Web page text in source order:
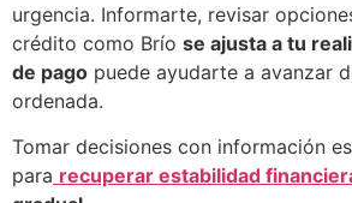
urgencia. Informarte, revisar
crédito como Brío se ajusta a tu
de pago puede ayudarte a avanzar
ordenada.
Tomar decisiones con información
para recuperar estabilidad